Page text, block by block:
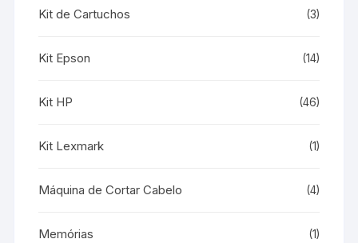
Kit de Cartuchos (3)
Kit Epson (14)
Kit HP (46)
Kit Lexmark (1)
Máquina de Cortar Cabelo (4)
Memórias (1)